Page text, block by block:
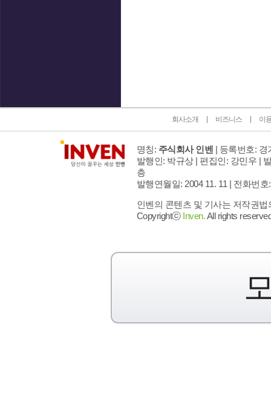
회사소개 비즈니스 이
명칭: 주식회사 인벤 | 등록번호: 경
발행인: 박규상 | 편집인: 강민우 |
층
발행연월일: 2004 11. 11 | 전화번호
인벤의 콘텐츠 및 기사는 저작권
Copyrightⓒ Inven.All rights